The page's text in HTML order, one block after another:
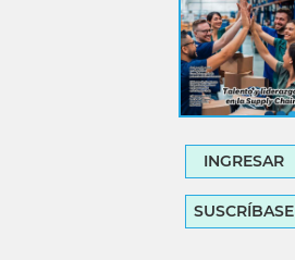
INGRESAR
SUSCRÍBASE